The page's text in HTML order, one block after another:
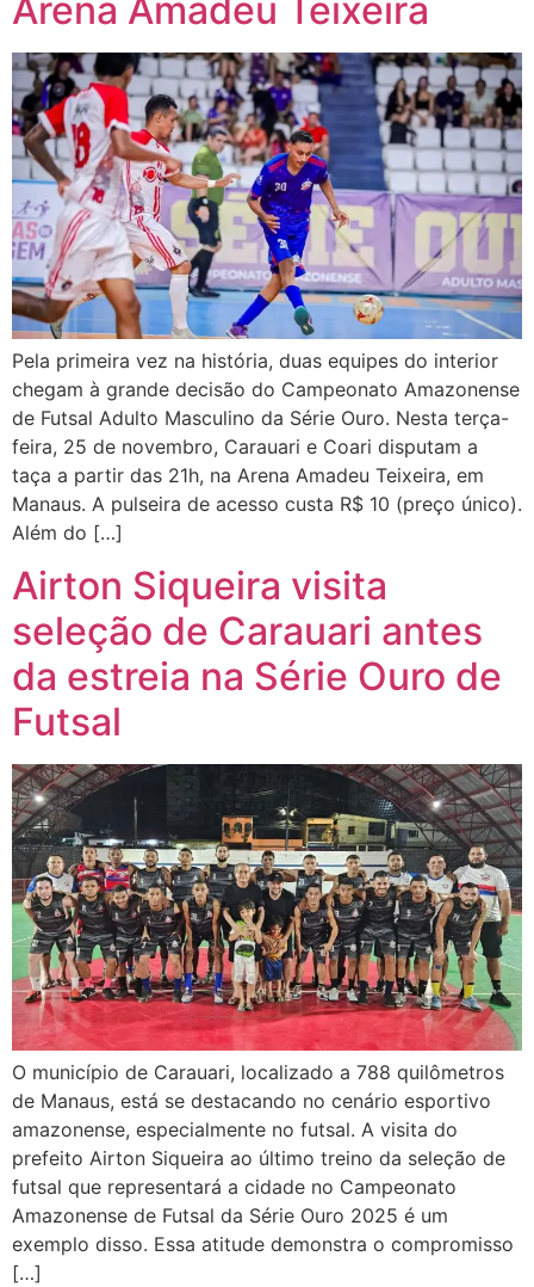
Arena Amadeu Teixeira
Pela primeira vez na história, duas equipes do interior
chegam à grande decisão do Campeonato Amazonense
de Futsal Adulto Masculino da Série Ouro. Nesta terça-
feira, 25 de novembro, Carauari e Coari disputam a
taça a partir das 21h, na Arena Amadeu Teixeira, em
Manaus. A pulseira de acesso custa R$ 10 (preço único).
Além do […]
Airton Siqueira visita
seleção de Carauari antes
da estreia na Série Ouro de
Futsal
O município de Carauari, localizado a 788 quilômetros
de Manaus, está se destacando no cenário esportivo
amazonense, especialmente no futsal. A visita do
prefeito Airton Siqueira ao último treino da seleção de
futsal que representará a cidade no Campeonato
Amazonense de Futsal da Série Ouro 2025 é um
exemplo disso. Essa atitude demonstra o compromisso
[…]